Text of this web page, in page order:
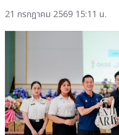
21 กรกฎาคม 2569 15:11 น.